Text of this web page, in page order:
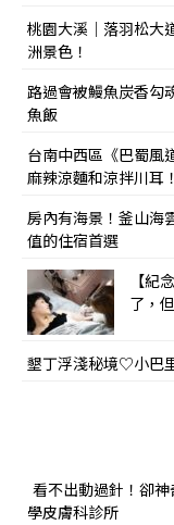
桃園大溪｜落羽松大
洲景色！
路過會被鰻魚炭香勾
魚飯
台南中西區《巴蜀風
麻辣涼麵和涼拌川耳！
房內有海景！釜山海
值的住宿首選
【紀
了，
墾丁浮淺秘境♡小巴
看不出動過針！卻
學皮膚科診所